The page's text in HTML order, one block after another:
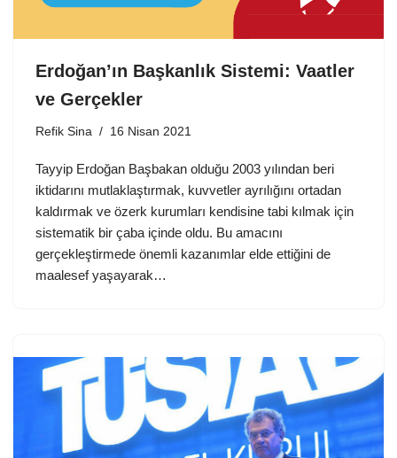
Erdoğan’ın Başkanlık Sistemi: Vaatler
ve Gerçekler
Refik Sina 16 Nisan 2021
Tayyip Erdoğan Başbakan olduğu 2003 yılından beri
iktidarını mutlaklaştırmak, kuvvetler ayrılığını ortadan
kaldırmak ve özerk kurumları kendisine tabi kılmak için
sistematik bir çaba içinde oldu. Bu amacını
gerçekleştirmede önemli kazanımlar elde ettiğini de
maalesef yaşayarak…